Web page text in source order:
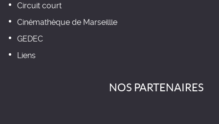
Circuit court
Cinémathèque de Marseillle
GEDEC
Liens
NOS PARTENAIRES